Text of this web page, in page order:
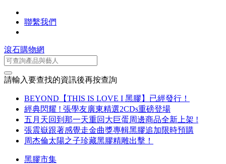
聯繫我們
滾石購物網
請輸入要查找的資訊後再按查詢
BEYOND【THIS IS LOVE I 黑膠】已經發行！
經典閃耀 ! 張學友廣東精選2CDs重磅登場
五月天回到那一天重回大巨蛋周邊商品全新上架 !
張震嶽跟著感覺走金曲獎專輯黑膠追加限時預購
周杰倫太陽之子珍藏黑膠精雕出擊！
黑膠市集